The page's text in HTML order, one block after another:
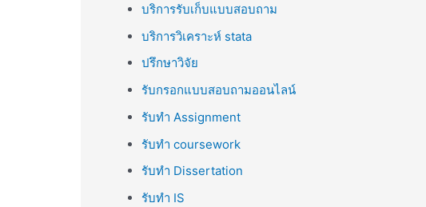
บริการรับเก็บแบบสอบถาม
บริการวิเคราะห์ stata
ปรึกษาวิจัย
รับกรอกแบบสอบถามออนไลน์
รับทำ Assignment
รับทำ coursework
รับทำ Dissertation
รับทำ IS